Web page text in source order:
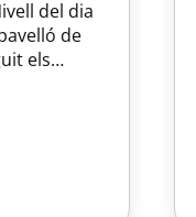
del dia
de
els